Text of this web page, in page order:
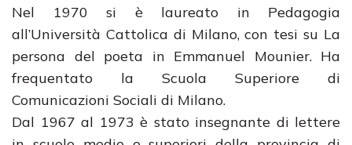
Nel 1970 si è laureato in Pedagogia
all’Università Cattolica di Milano, con tesi su La
persona del poeta in Emmanuel Mounier. Ha
frequentato la Scuola Superiore di
Comunicazioni Sociali di Milano.
Dal 1967 al 1973 è stato insegnante di lettere